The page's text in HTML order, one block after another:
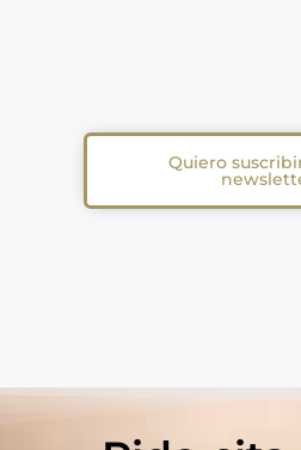
Quiero